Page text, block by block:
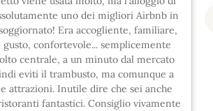
uno dei migliori Airbnb in
Era accogliente, familiare,
confortevole... semplicemente
centrale, a un minuto dal mercato
eviti il trambusto, ma comunque a
attrazioni. Inutile dire che sei anche
fantastici. Consiglio vivamente